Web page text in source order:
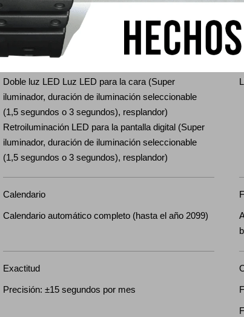
de 1 segundo, incrementos de 1 minuto e
incrementos de 1 hora)
Luz
Doble luz LED Luz LED para la cara (Super
iluminador, duración de iluminación seleccionable
(1,5 segundos o 3 segundos), resplandor)
Retroiluminación LED para la pantalla digital (Super
iluminador, duración de iluminación seleccionable
(1,5 segundos o 3 segundos), resplandor)
Calendario
Calendario automático completo (hasta el año 2099)
Exactitud
Precisión: ±15 segundos por mes